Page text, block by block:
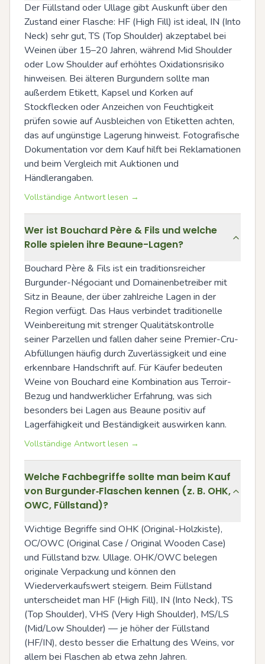
Der Füllstand oder Ullage gibt Auskunft über den
Zustand einer Flasche: HF (High Fill) ist ideal, IN (Into
Neck) sehr gut, TS (Top Shoulder) akzeptabel bei
Weinen über 15–20 Jahren, während Mid Shoulder
oder Low Shoulder auf erhöhtes Oxidationsrisiko
hinweisen. Bei älteren Burgundern sollte man
außerdem Etikett, Kapsel und Korken auf
Stockflecken oder Anzeichen von Feuchtigkeit
prüfen sowie auf Ausbleichen von Etiketten achten,
das auf ungünstige Lagerung hinweist. Fotografische
Dokumentation vor dem Kauf hilft bei Reklamationen
und beim Vergleich mit Auktionen und
Händlerangaben.
Vollständige Antwort lesen →
Wer ist Bouchard Père & Fils und welche
Rolle spielen ihre Beaune-Lagen?
Bouchard Père & Fils ist ein traditionsreicher
Burgunder-Négociant und Domainenbetreiber mit
Sitz in Beaune, der über zahlreiche Lagen in der
Region verfügt. Das Haus verbindet traditionelle
Weinbereitung mit strenger Qualitätskontrolle
seiner Parzellen und fallen daher seine Premier-Cru-
Abfüllungen häufig durch Zuverlässigkeit und eine
erkennbare Handschrift auf. Für Käufer bedeuten
Weine von Bouchard eine Kombination aus Terroir-
Bezug und handwerklicher Erfahrung, was sich
besonders bei Lagen aus Beaune positiv auf
Lagerfähigkeit und Beständigkeit auswirken kann.
Vollständige Antwort lesen →
Welche Fachbegriffe sollte man beim Kauf
von Burgunder‑Flaschen kennen (z. B. OHK,
OWC, Füllstand)?
Wichtige Begriffe sind OHK (Original-Holzkiste),
OC/OWC (Original Case / Original Wooden Case)
und Füllstand bzw. Ullage. OHK/OWC belegen
originale Verpackung und können den
Wiederverkaufswert steigern. Beim Füllstand
unterscheidet man HF (High Fill), IN (Into Neck), TS
(Top Shoulder), VHS (Very High Shoulder), MS/LS
(Mid/Low Shoulder) — je höher der Füllstand
(HF/IN), desto besser die Erhaltung des Weins, vor
allem bei Flaschen ab etwa zehn Jahren.